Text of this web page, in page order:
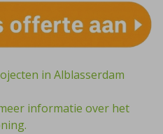
in Alblasserdam
informatie over het